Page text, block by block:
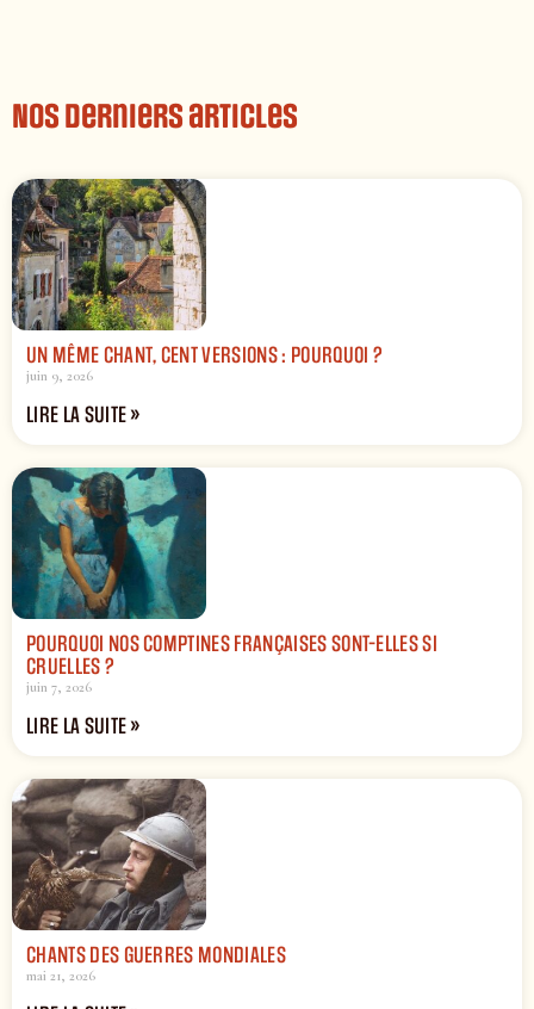
Nos derniers articles
UN MÊME CHANT, CENT VERSIONS : POURQUOI ?
juin 9, 2026
LIRE LA SUITE »
POURQUOI NOS COMPTINES FRANÇAISES SONT-ELLES SI
CRUELLES ?
juin 7, 2026
LIRE LA SUITE »
CHANTS DES GUERRES MONDIALES
mai 21, 2026